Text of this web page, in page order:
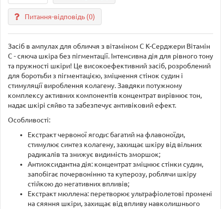
Питання-відповідь (0)
Засіб в ампулах для обличчя з вітаміном С К-Серджери Вітамін
С - сяюча шкіра без пігментації. Інтенсивна дія для рівного тону
та пружності шкіри! Це високоефективний засіб, розроблений
для боротьби з пігментацією, зміцнення стінок судин і
стимуляції вироблення колагену. Завдяки потужному
комплексу активних компонентів концентрат вирівнює тон,
надає шкірі сяйво та забезпечує антивіковий ефект.
Особливості:
Екстракт червоної ягоди: багатий на флавоноїди,
стимулює синтез колагену, захищає шкіру від вільних
радикалів та знижує видимість зморшок;
Антиоксидантна дія: концентрат зміцнює стінки судин,
запобігає почервонінню та куперозу, роблячи шкіру
стійкою до негативних впливів;
Екстракт мюллена: перетворює ультрафіолетові промені
на сяяння шкіри, захищає від впливу навколишнього